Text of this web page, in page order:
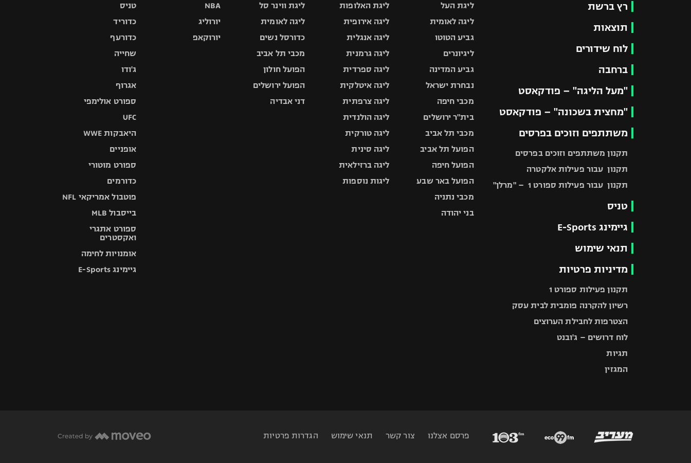
רץ ברשת
תוצאות
לוח שידורים
ברחבה
"מעל הליגה" – פודקאסט
"מחצית בשכונה" – פודקאסט
משתתפים וזוכים בפרסים
תקנון משתתפים וזוכים בפרסים
תקנון עבור פעילות אלקטרה
תקנון עבור פעילות ספורט 1 – "מרלן"
טניס
גיימינג E-Sports
תנאי שימוש
מדיניות פרטיות
תקנון פעילות ספורט 1
רשיון להקרנה פומבית לבית עסק
הצטרפות לחבילת הערוצים
לוח דרושים – ג'ובנט
תגיות
המגזין
ליגת העל
ליגה לאומית
גביע הטוטו
ליגיונרים
גביע המדינה
נבחרת ישראל
מכבי חיפה
בית"ר ירושלים
מכבי תל אביב
הפועל תל אביב
הפועל חיפה
הפועל באר שבע
מכבי נתניה
בני יהודה
ליגת האלופות
ליגה אירופית
ליגה אנגלית
ליגה גרמנית
ליגה ספרדית
ליגה איטלקית
ליגה צרפתית
ליגה הולנדית
ליגה טורקית
ליגה סינית
ליגה ברזילאית
ליגות נוספות
ליגת ווינר סל
ליגה לאומית
כדורסל נשים
מכבי תל אביב
הפועל חולון
הפועל ירושלים
דני אבדיה
NBA
יורוליג
יורוקאפ
טניס
כדוריד
כדורעף
שחייה
ג'ודו
אגרוף
ספורט אולימפי
UFC
היאבקות WWE
אופניים
ספורט מוטורי
כדורמים
פוטבול אמריקאי NFL
בייסבול MLB
ספורט אתגרי
ואקסטרים
אומנויות לחימה
גיימינג E-Sports
פרסם אצלנו צור קשר תנאי שימוש הגדרות פרטיות